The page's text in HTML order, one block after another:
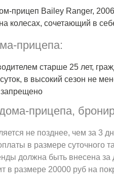
прицеп Bailey Ranger,
колесах, сочетающий в
прицепа:
старше 25 лет,
в высокий сезон не
прицепа,
не позднее, чем за 3
в размере суточного
должна быть внесена
в размере 20000 руб на